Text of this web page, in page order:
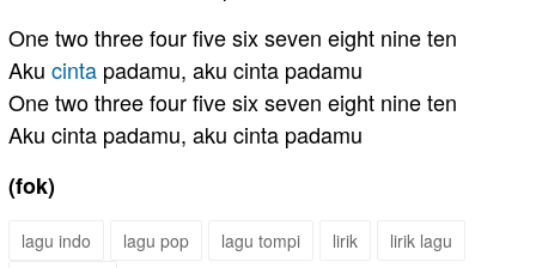
One two three four five six seven eight nine ten
Aku cinta padamu, aku cinta padamu
One two three four five six seven eight nine ten
Aku cinta padamu, aku cinta padamu
(fok)
lagu indo lagu pop lagu tompi lirik
lirik lagu